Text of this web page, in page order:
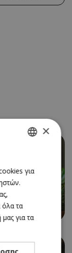
ENGLISH
×
για
όλα τα
για τα